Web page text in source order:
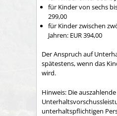
für Kinder von sechs
299,00
für Kinder zwischen
Jahren: EUR 394,00
Der Anspruch auf
spätestens, wenn das
wird.
Hinweis: Die
unterhaltspflichtigen